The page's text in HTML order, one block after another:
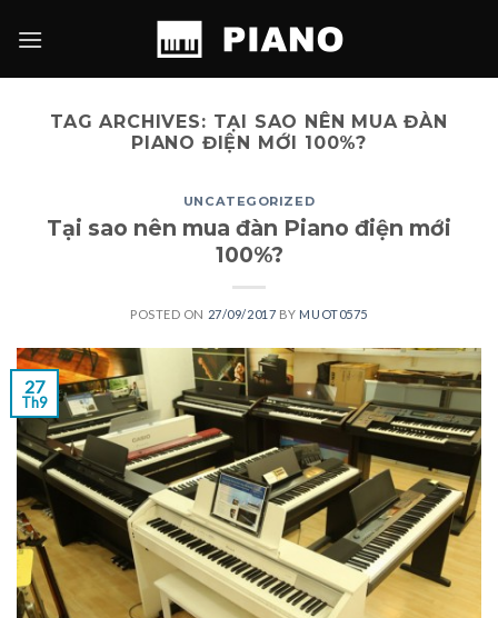
TAG ARCHIVES: TẠI SAO NÊN MUA ĐÀN
PIANO ĐIỆN MỚI 100%?
UNCATEGORIZED
Tại sao nên mua đàn Piano điện mới
100%?
POSTED ON 27/09/2017 BY MUOT0575
27
Th9